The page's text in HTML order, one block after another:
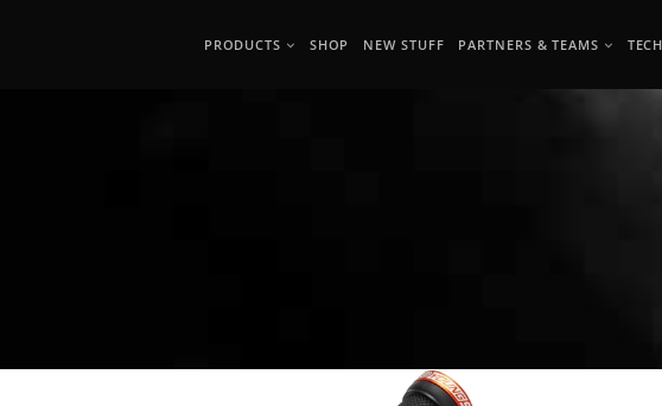
PRODUCTS SHOP NEW STUFF PARTNERS & TEAMS